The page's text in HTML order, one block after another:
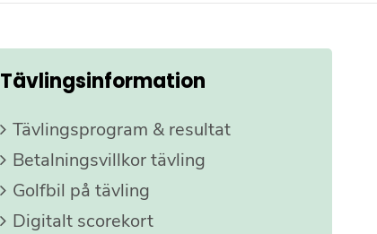
Tävlingsinformation
Tävlingsprogram & resultat
Betalningsvillkor tävling
Golfbil på tävling
Digitalt scorekort